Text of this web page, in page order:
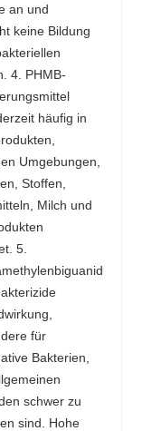
an und
keine Bildung
4. PHMB-
häufig in
Umgebungen,
Stoffen,
Milch und
5.
für
Bakterien,
schwer zu
sind. Hohe